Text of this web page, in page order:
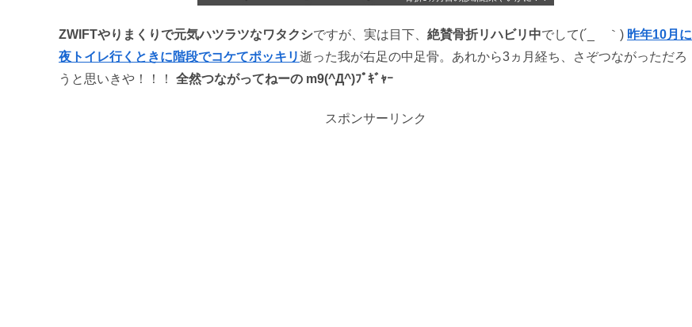
ZWIFTやりまくりで元気ハツラツなワタクシですが、実は目下、 絶賛骨折リハビリ中でして(´_ゝ｀) 昨年10月に
夜トイレ行くときに階段でコケてポッキリ逝った我が右足の中足骨。あれから3ヵ月経ち、さぞつながっただろ
うと思いきや！！！ 全然つながってねーの m9(^Д^)ﾌﾟｷﾞｬｰ
スポンサーリンク